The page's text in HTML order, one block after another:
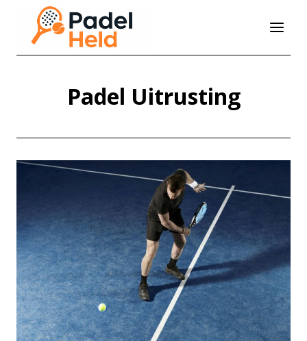
Doorgaan
inhoud
Padel Uitrusting